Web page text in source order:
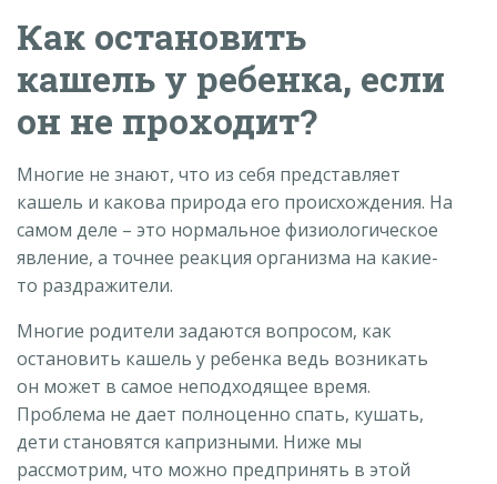
Как остановить
кашель у ребенка, если
он не проходит?
Многие не знают, что из себя представляет
кашель и какова природа его происхождения. На
самом деле – это нормальное физиологическое
явление, а точнее реакция организма на какие-
то раздражители.
Многие родители задаются вопросом, как
остановить кашель у ребенка ведь возникать
он может в самое неподходящее время.
Проблема не дает полноценно спать, кушать,
дети становятся капризными. Ниже мы
рассмотрим, что можно предпринять в этой